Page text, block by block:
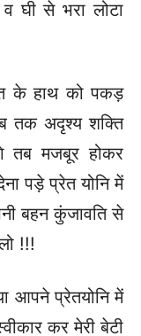
घी से भरा लोटा
के हाथ को पकड़
तक अदृश्य शक्ति
तब मजबूर होकर
पड़े प्रेत योनि में
बहन कुंजावति से
!!!
आपने प्रेतयोनि में
कर मेरी बेटी